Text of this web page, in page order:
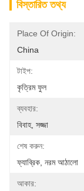
বিস্তারিত তথ্য
Place Of Origin:
China
টাইপ:
কৃত্রিম ফুল
ব্যবহার:
বিবাহ, সজ্জা
শেষ করুন:
ফ্যাব্রিক, নরম আঠালো
আকার: